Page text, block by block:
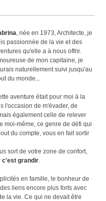
, née en 1973, Architecte, je
passionnée de la vie et des
qu'elle a à nous offrir.
de mon capitaine, je
naturellement suivi jusqu'au
du monde...
aventure était pour moi à la
l'occasion de m'évader, de
également celle de relever
moi-même, ce genre de défi qui
du compte, vous en fait sortir
sort de votre zone de confort,
c'est grandir
en famille, le bonheur de
liens encore plus forts avec
la vie. Ce qui ne devait être